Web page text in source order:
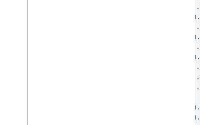
.
form .
.
form .
.
form .
.
.
.
form .
form .